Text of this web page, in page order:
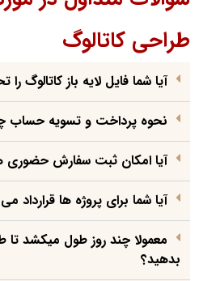
طراحی کاتالوگ
آیا شما فایل لایه باز کاتالوگ
نحوه پرداخت و تسویه حساب
آیا امکان ثبت سفارش حضوری
آیا شما برای پروژه ها قرارداد
معمولا چند روز طول میکشد تا
بدهید؟